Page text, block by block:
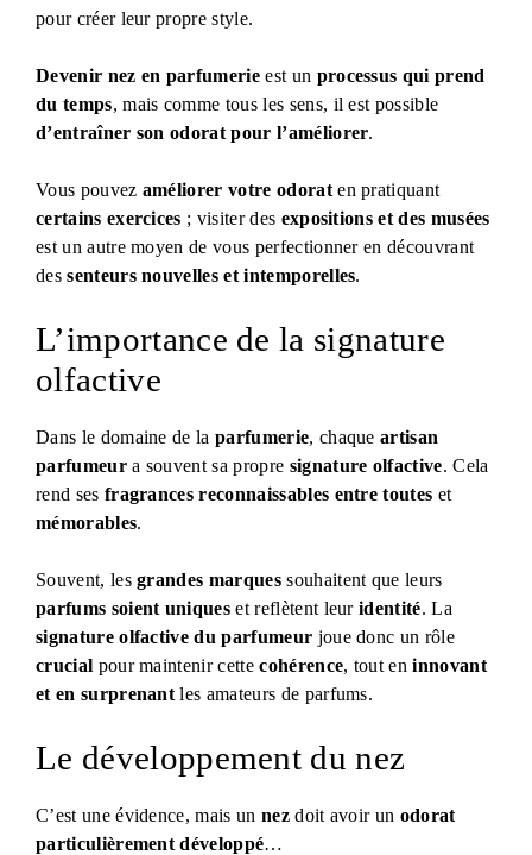
pour créer leur propre style.
Devenir nez en parfumerie est un processus qui prend
du temps, mais comme tous les sens, il est possible
d’entraîner son odorat pour l’améliorer.
Vous pouvez améliorer votre odoraten pratiquant
certains exercices ; visiter des expositions et des musées
est un autre moyen de vous perfectionner en découvrant
dessenteurs nouvelles et intemporelles.
L’importance de la signature
olfactive
Dans le domaine de laparfumerie, chaqueartisan
parfumeura souvent sa propre signature olfactive. Cela
rend ses fragrances reconnaissables entre toutes et
mémorables.
Souvent, lesgrandes marquessouhaitent que leurs
parfums soient uniques et reflètent leuridentité. La
signature olfactive du parfumeur joue donc un rôle
crucial pour maintenir cettecohérence, tout eninnovant
et en surprenant les amateurs de parfums.
Le développement du nez
C’est une évidence, mais un nezdoit avoir un odorat
particulièrement développé…